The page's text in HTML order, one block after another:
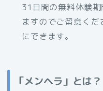
31日間の無料体験
ますのでご留意く
にできます。
「メンヘラ」とは？